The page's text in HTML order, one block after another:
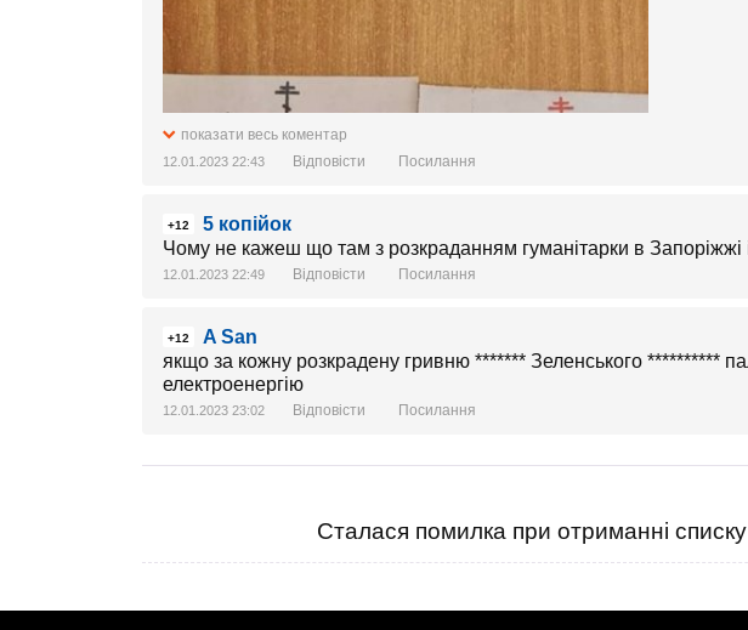
показати весь коментар
12.01.2023 22:43 Відповісти Посилання
+12
5 копійок
Чому не кажеш що там з розкраданням гуманітарки в Запоріжжі і
12.01.2023 22:49 Відповісти Посилання
+12
A San
якщо за кожну розкрадену гривню ******* Зеленського **********
електроенергію
12.01.2023 23:02 Відповісти Посилання
Сталася помилка при отриманні